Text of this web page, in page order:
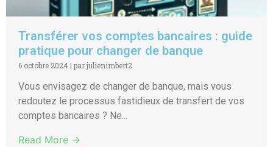
Transférer vos comptes bancaires : guide
pratique pour changer de banque
6 octobre 2024 | par julienimbert2
Vous envisagez de changer de banque, mais vous
redoutez le processus fastidieux de transfert de vos
comptes bancaires ? Ne...
Read More →